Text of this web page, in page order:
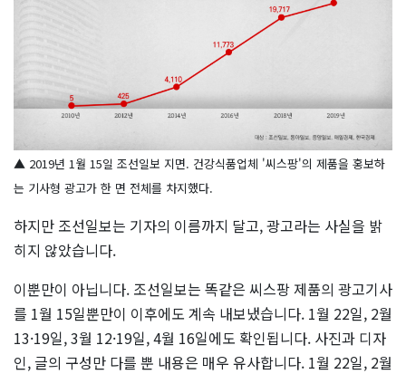
▲ 2019년 1월 15일 조선일보 지면. 건강식품업체 '씨스팡'의 제품을 홍보하
는 기사형 광고가 한 면 전체를 차지했다.
하지만 조선일보는 기자의 이름까지 달고, 광고라는 사실을 밝
히지 않았습니다.
이뿐만이 아닙니다. 조선일보는 똑같은 씨스팡 제품의 광고기사
를 1월 15일뿐만이 이후에도 계속 내보냈습니다. 1월 22일, 2월
13·19일, 3월 12·19일, 4월 16일에도 확인됩니다. 사진과 디자
인, 글의 구성만 다를 뿐 내용은 매우 유사합니다. 1월 22일, 2월